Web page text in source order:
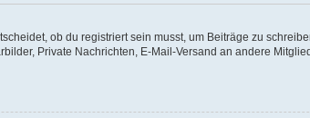
ob du registriert sein musst, um Beiträge zu
Private Nachrichten, E-Mail-Versand an andere